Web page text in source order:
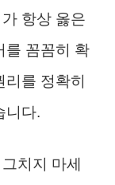
항상 옳은
를 꼼꼼히 확
리를 정확히
니다.
치지 마세